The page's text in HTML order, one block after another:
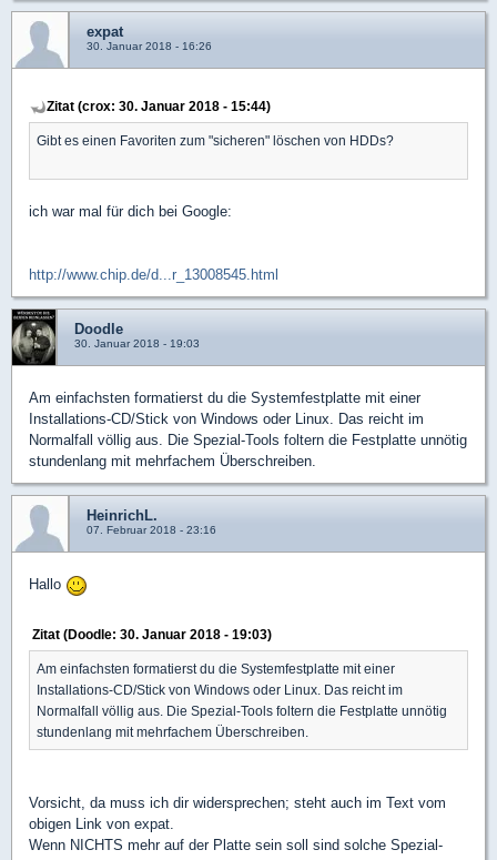
expat
30. Januar 2018 - 16:26
Zitat (crox: 30. Januar 2018 - 15:44)
Gibt es einen Favoriten zum "sicheren" löschen von HDDs?
ich war mal für dich bei Google:
http://www.chip.de/d...r_13008545.html
Doodle
30. Januar 2018 - 19:03
Am einfachsten formatierst du die Systemfestplatte mit einer
Installations-CD/Stick von Windows oder Linux. Das reicht im
Normalfall völlig aus. Die Spezial-Tools foltern die Festplatte unnötig
stundenlang mit mehrfachem Überschreiben.
HeinrichL.
07. Februar 2018 - 23:16
Hallo
Zitat (Doodle: 30. Januar 2018 - 19:03)
Am einfachsten formatierst du die Systemfestplatte mit einer
Installations-CD/Stick von Windows oder Linux. Das reicht im
Normalfall völlig aus. Die Spezial-Tools foltern die Festplatte unnötig
stundenlang mit mehrfachem Überschreiben.
Vorsicht, da muss ich dir widersprechen; steht auch im Text vom
obigen Link von expat.
Wenn NICHTS mehr auf der Platte sein soll sind solche Spezial-